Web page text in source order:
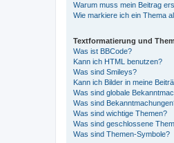
Warum muss mein Beitrag
Wie markiere ich ein Thema
Textformatierung und
Was ist BBCode?
Kann ich HTML benutzen?
Was sind Smileys?
Kann ich Bilder in meine
Was sind globale
Was sind
Was sind wichtige Themen?
Was sind geschlossene
Was sind Themen-Symbole?